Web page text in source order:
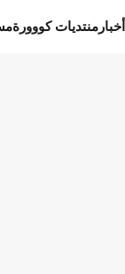
أخبار منتديات كووورة